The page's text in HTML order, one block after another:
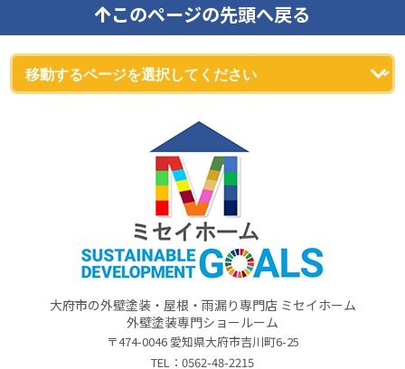
このページの先頭へ戻る
大府市の外壁塗装・屋根・雨漏り専門店 ミセイホーム
外壁塗装専門ショールーム
〒474-0046 愛知県大府市吉川町6-25
TEL： 0562-48-2215